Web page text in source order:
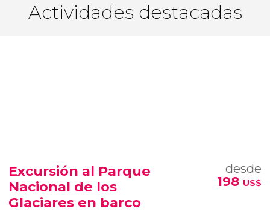
Actividades destacadas
Excursión al Parque
Nacional de los
Glaciares en barco
desde
198 US$